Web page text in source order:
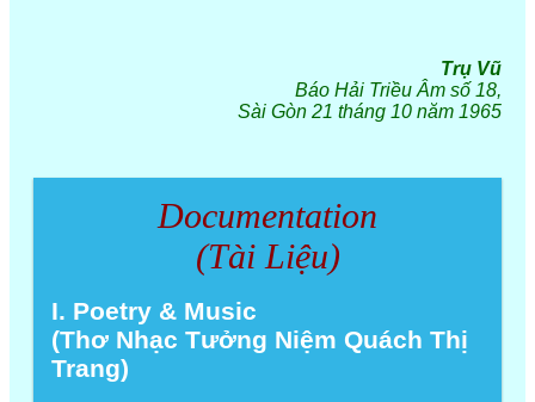
Trụ Vũ
Báo Hải Triều Âm số 18,
Sài Gòn 21 tháng 10 năm 1965
Documentation
(Tài Liệu)
I. Poetry & Music
(Thơ Nhạc Tưởng Niệm Quách Thị
Trang)